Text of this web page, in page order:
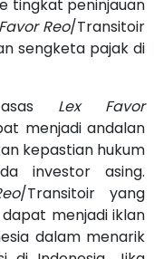
tingkat peninjauan
Reo/Transitoir
sengketa pajak di
Lex Favor
menjadi andalan
kepastian hukum
investor asing.
/Transitoir yang
menjadi iklan
dalam menarik